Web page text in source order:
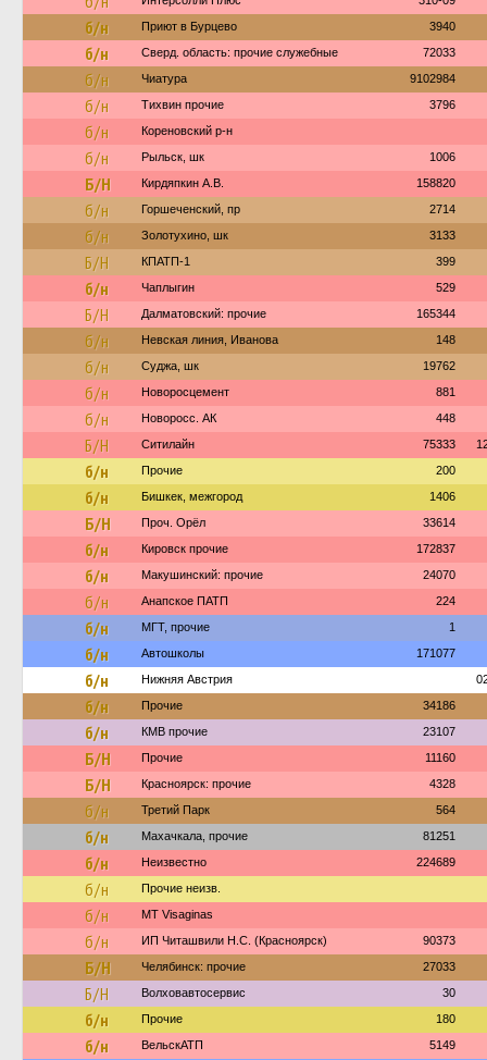
б/н Приют в Бурцево 3940
б/н Сверд. область: прочие служебные 72033
б/н Чиатура 9102984
б/н Тихвин прочие 3796
б/н Кореновский р-н
б/н Рыльск, шк 1006
Б/Н Кирдяпкин А.В. 158820
б/н Горшеченский, пр 2714
б/н Золотухино, шк 3133
Б/Н КПАТП-1 399
б/н Чаплыгин 529
Б/Н Далматовский: прочие 165344
б/н Невская линия, Иванова 148
б/н Суджа, шк 19762
б/н Новоросцемент 881
б/н Новоросс. АК 448
Б/Н Ситилайн 75333
б/н Прочие 200
б/н Бишкек, межгород 1406
Б/Н Проч. Орёл 33614
б/н Кировск прочие 172837
б/н Макушинский: прочие 24070
б/н Анапское ПАТП 224
б/н МГТ, прочие 1
б/н Автошколы 171077
б/н Нижняя Австрия
б/н Прочие 34186
б/н КМВ прочие 23107
Б/Н Прочие 11160
Б/Н Красноярск: прочие 4328
б/н Третий Парк 564
б/н Махачкала, прочие 81251
б/н Неизвестно 224689
б/н Прочие неизв.
б/н MT Visaginas
б/н ИП Читашвили Н.С. (Красноярск) 90373
Б/Н Челябинск: прочие 27033
Б/Н Волховавтосервис 30
б/н Прочие 180
б/н ВельскАТП 5149